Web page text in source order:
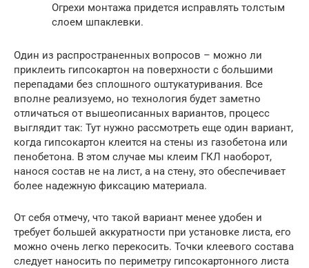
Огрехи монтажа придется исправлять толстым
слоем шпаклевки.
Один из распространенных вопросов – можно ли
приклеить гипсокартон на поверхности с большими
перепадами без сплошного оштукатуривания. Все
вполне реализуемо, но технология будет заметно
отличаться от вышеописанных вариантов, процесс
выглядит так: Тут нужно рассмотреть еще один вариант,
когда гипсокартон клеится на стены из газобетона или
пенобетона. В этом случае мы клеим ГКЛ наоборот,
нанося состав не на лист, а на стену, это обеспечивает
более надежную фиксацию материала.
От себя отмечу, что такой вариант менее удобен и
требует большей аккуратности при установке листа, его
можно очень легко перекосить. Точки клеевого состава
следует наносить по периметру гипсокартонного листа